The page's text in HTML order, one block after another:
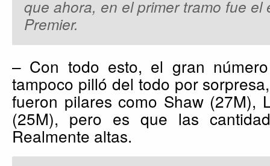
que ahora, en el primer tramo fue el
Premier.
– Con todo esto, el gran
tampoco pilló del todo por
fueron pilares como Shaw (27M),
(25M), pero es que las
Realmente altas.